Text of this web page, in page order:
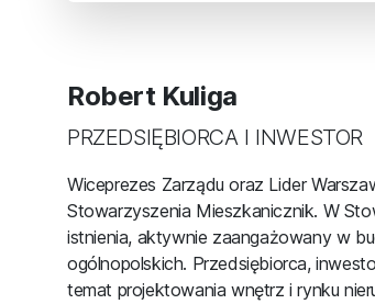
Robert Kuliga
PRZEDSIĘBIORCA I INWESTOR
Wiceprezes Zarządu oraz Lider
Stowarzyszenia Mieszkanicznik. W
istnienia, aktywnie zaangażowany w
ogólnopolskich. Przedsiębiorca,
temat projektowania wnętrz i rynku